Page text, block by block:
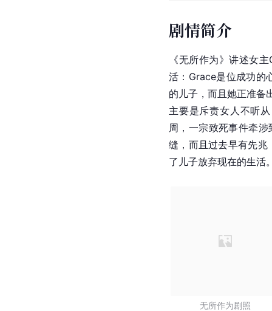
剧情简介
《无所作为》讲述女
活：Grace是位成功的
的儿子，而且她正准备
主要是斥责女人不听
周，一宗致死事件牵
缝，而且过去早有先兆
了儿子放弃现在的生活
无所作为剧照